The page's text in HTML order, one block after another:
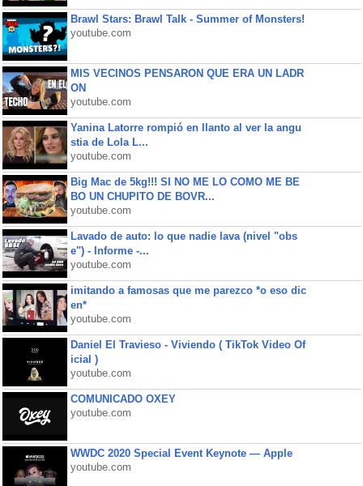
Brawl Stars: Brawl Talk - Summer of Monsters!
youtube.com
MIS VECINOS PENSARON QUE ERA UN LADR
ON
youtube.com
Yanina Latorre rompió en llanto al ver la angu
stia de Lola L...
youtube.com
Big Mac de 5kg!!! SI NO ME LO COMO ME BE
BO UN CHUPITO DE BOVR...
youtube.com
Lavado de auto: lo que nadie lava (nivel "obs
e") - Informe -...
youtube.com
imitando a famosas que me parezco *o eso dic
en*
youtube.com
Daniel El Travieso - Viviendo ( TikTok Video Of
icial )
youtube.com
COMUNICADO OXEY
youtube.com
WWDC 2020 Special Event Keynote — Apple
youtube.com